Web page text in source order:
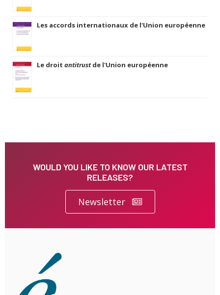
Les accords internationaux de l'Union européenne
Le droit antitrustde l'Union européenne
WOULD YOU LIKE TO KNOW OUR LATEST
RELEASES?
Newsletter